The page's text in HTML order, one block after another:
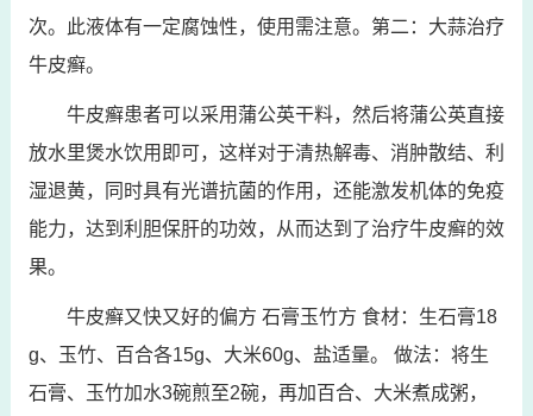
次。此液体有一定腐蚀性，使用需注意。第二：大蒜治疗
牛皮癣。
牛皮癣患者可以采用蒲公英干料，然后将蒲公英直接
放水里煲水饮用即可，这样对于清热解毒、消肿散结、利
湿退黄，同时具有光谱抗菌的作用，还能激发机体的免疫
能力，达到利胆保肝的功效，从而达到了治疗牛皮癣的效
果。
牛皮癣又快又好的偏方 石膏玉竹方 食材：生石膏18
g、玉竹、百合各15g、大米60g、盐适量。 做法：将生
石膏、玉竹加水3碗煎至2碗，再加百合、大米煮成粥，